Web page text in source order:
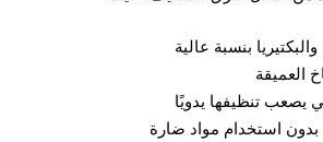
بنسبة عالية
العميقة
يصعب تنظيفها يدويًا
استخدام مواد ضارة